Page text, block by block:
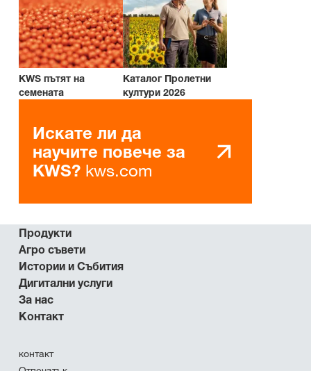
KWS пътят на
семената
Каталог Пролетни
култури 2026
Искате ли да
научите повече за
KWS? kws.com
Продукти
Агро съвети
Истории и Събития
Дигитални услуги
За нас
Контакт
контакт